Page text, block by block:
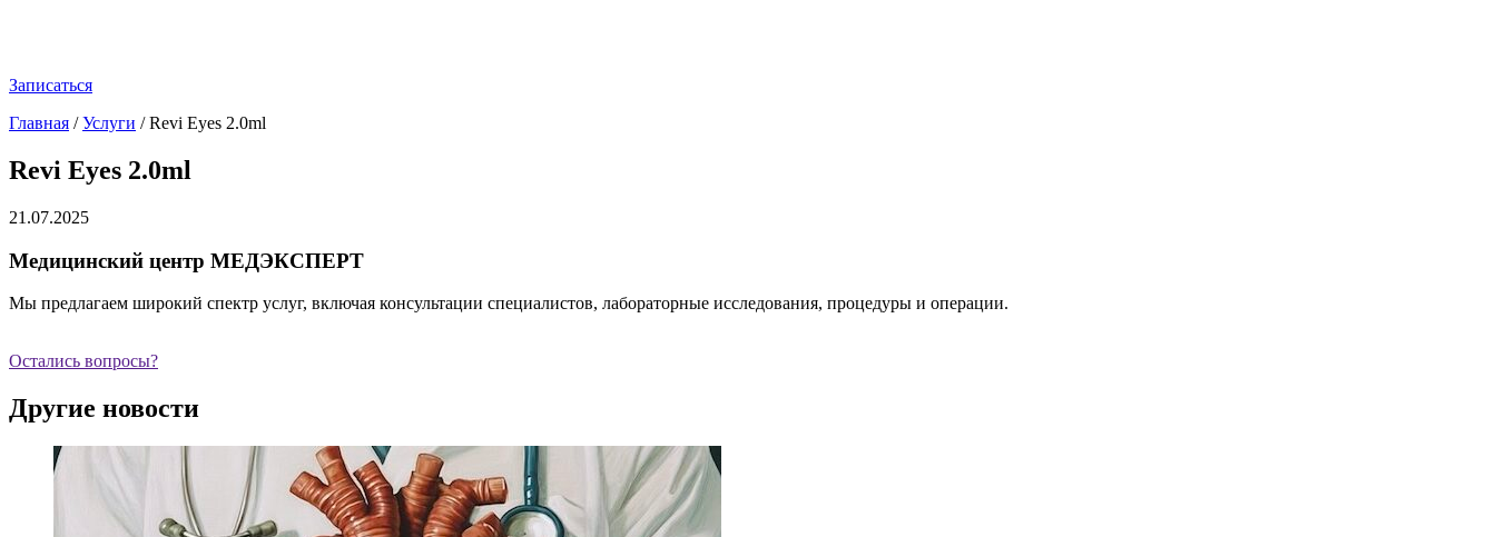
Записаться
Главная /Услуги /Revi Eyes 2.0ml
Revi Eyes 2.0ml
21.07.2025
Медицинский центр МЕДЭКСПЕРТ
Мы предлагаем широкий спектр услуг, включая консультации специалистов, лабораторные исследования, процедуры и операции.
Остались вопросы?
Другие новости